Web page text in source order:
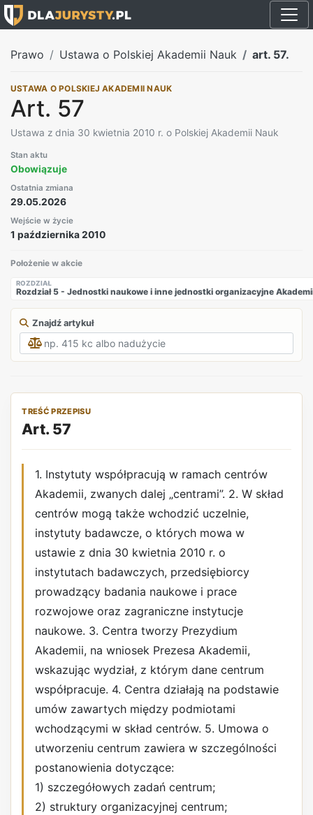
Prawo Ustawa o Polskiej Akademii Nauk art. 57.
USTAWA O POLSKIEJ AKADEMII NAUK
Art. 57
Ustawa z dnia 30 kwietnia 2010 r. o Polskiej Akademii Nauk
Stan aktu
Obowiązuje
Ostatnia zmiana
29.05.2026
Wejście w życie
1 października 2010
Położenie w akcie
ROZDZIAŁ
Rozdział 5 - Jednostki naukowe i inne jednostki organizacyjne
Znajdź artykuł
TREŚĆ PRZEPISU
Art. 57
1. Instytuty współpracują w ramach centrów
Akademii, zwanych dalej „centrami”. 2. W skład
centrów mogą także wchodzić uczelnie,
instytuty badawcze, o których mowa w
ustawie z dnia 30 kwietnia 2010 r. o
instytutach badawczych, przedsiębiorcy
prowadzący badania naukowe i prace
rozwojowe oraz zagraniczne instytucje
naukowe. 3. Centra tworzy Prezydium
Akademii, na wniosek Prezesa Akademii,
wskazując wydział, z którym dane centrum
współpracuje. 4. Centra działają na podstawie
umów zawartych między podmiotami
wchodzącymi w skład centrów. 5. Umowa o
utworzeniu centrum zawiera w szczególności
postanowienia dotyczące:
1) szczegółowych zadań centrum;
2) struktury organizacyjnej centrum;